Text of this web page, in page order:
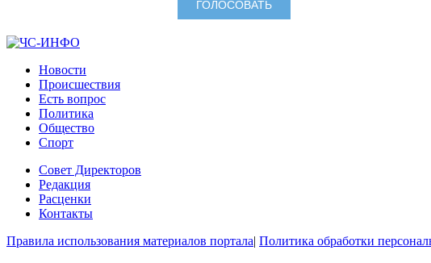
Новости
Происшествия
Есть вопрос
Политика
Общество
Спорт
Совет Директоров
Редакция
Расценки
Контакты
Правила использования материалов портала| Политика обработки